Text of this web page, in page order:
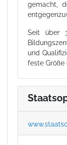
gemacht,
Seit über
und
feste Größe